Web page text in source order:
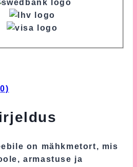
on mähkmetort, mis
armastuse ja